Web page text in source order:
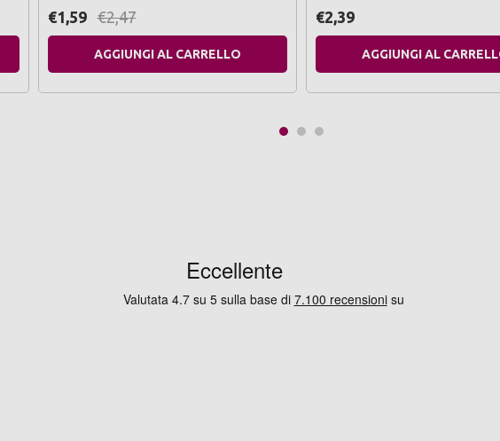
€1,59 €2,47
AGGIUNGI AL CARRELLO
€2,39
AGGIUNGI AL